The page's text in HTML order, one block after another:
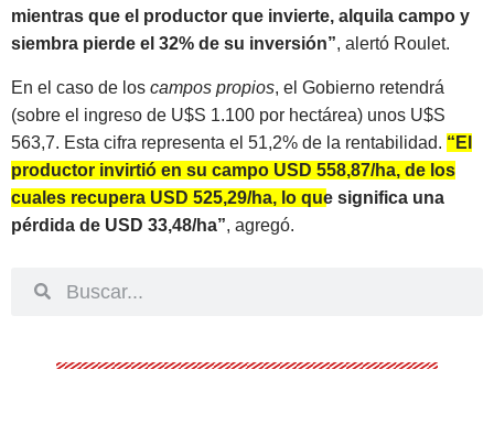
mientras que el productor que invierte, alquila campo y
siembra pierde el 32% de su inversión”, alertó Roulet.
En el caso de los campos propios, el Gobierno retendrá
(sobre el ingreso de U$S 1.100 por hectárea) unos U$S
563,7. Esta cifra representa el 51,2% de la rentabilidad. “El
productor invirtió en su campo USD 558,87/ha, de los
cuales recupera USD 525,29/ha, lo que significa una
pérdida de USD 33,48/ha”, agregó.